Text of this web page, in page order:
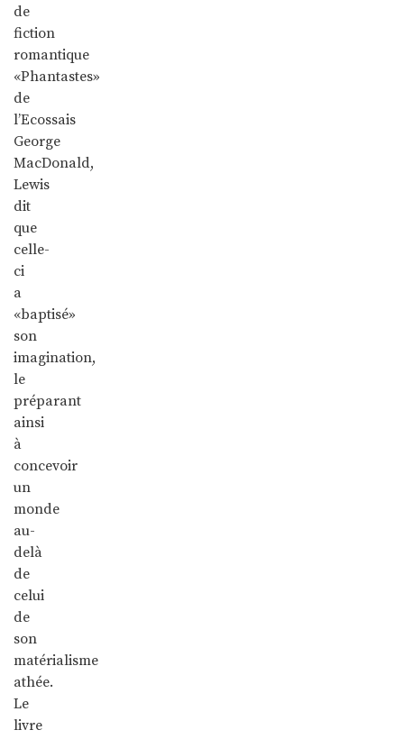
de
fiction
romantique
«Phantastes»
de
l’Ecossais
George
MacDonald,
Lewis
dit
que
celle-
ci
a
«baptisé»
son
imagination,
le
préparant
ainsi
à
concevoir
un
monde
au-
delà
de
celui
de
son
matérialisme
athée.
Le
livre